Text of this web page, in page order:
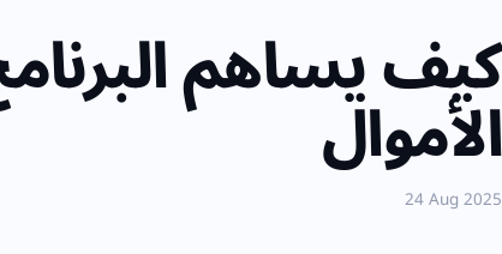
كيف يساهم
الأموال
24 Aug 2025